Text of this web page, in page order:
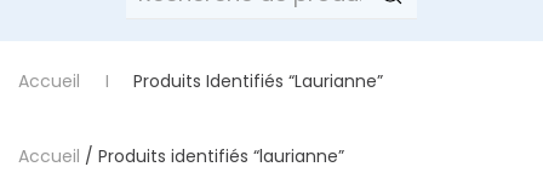
Accueil Produits Identifiés “laurianne”
Accueil / Produits identifiés “laurianne”